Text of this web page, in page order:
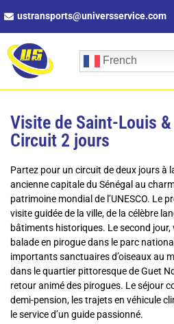
ustransports@universservice.com
French
Visite de Saint-Louis
Circuit 2 jours
Partez pour un circuit de deux jours à
ancienne capitale du Sénégal au
patrimoine mondial de l’UNESCO. Le
visite guidée de la ville, de la célèbre
bâtiments historiques. Le second
balade en pirogue dans le parc
importants sanctuaires d’oiseaux au
dans le quartier pittoresque de Guet
retour animé des pirogues. Le séjour
demi-pension, les trajets en véhicule
le service d’un guide passionné.